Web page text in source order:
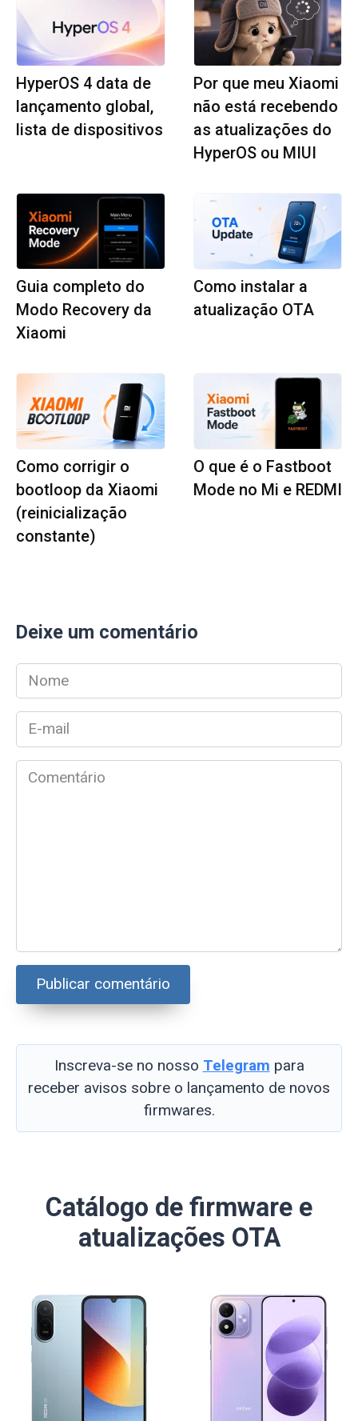
HyperOS 4 data de
lançamento global,
lista de dispositivos
Por que meu Xiaomi
não está recebendo
as atualizações do
HyperOS ou MIUI
Guia completo do
Modo Recovery da
Xiaomi
Como instalar a
atualização OTA
Como corrigir o
bootloop da Xiaomi
(reinicialização
constante)
O que é o Fastboot
Mode no Mi e REDMI
Deixe um comentário
Nome
*
mail
*Comentário
Inscreva-se no nosso Telegram para
receber avisos sobre o lançamento de novos
firmwares.
Catálogo de firmware e
atualizações OTA